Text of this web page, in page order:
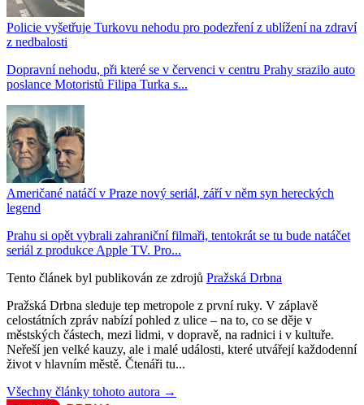
Policie vyšetřuje Turkovu nehodu pro podezření z ublížení na zdraví
z nedbalosti
Dopravní nehodu, při které se v červenci v centru Prahy srazilo auto
poslance Motoristů Filipa Turka s...
Američané natáčí v Praze nový seriál, září v něm syn hereckých
legend
Prahu si opět vybrali zahraniční filmaři, tentokrát se tu bude natáčet
seriál z produkce Apple TV. Pro...
Tento článek byl publikován ze zdrojů Pražská Drbna
Pražská Drbna sleduje tep metropole z první ruky. V záplavě
celostátních zpráv nabízí pohled z ulice – na to, co se děje v
městských částech, mezi lidmi, v dopravě, na radnici i v kultuře.
Neřeší jen velké kauzy, ale i malé události, které utvářejí každodenní
život v hlavním městě. Čtenáři tu...
Všechny články tohoto autora →